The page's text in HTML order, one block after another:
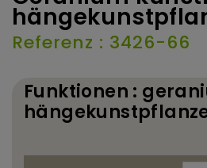
Referenz : 3426-66
Funktionen :
hängekunstpflanze